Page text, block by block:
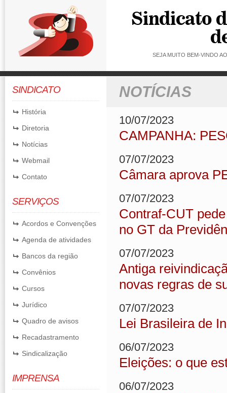
SEJA MUITO BEM-VINDO
SINDICATO
História
Diretoria
Notícias
Webmail
Contato
SERVIÇOS
Acordos e Convenções
Agenda de atividades
Bancos da região
Convênios
Cursos
Jurídico
Quadro de avisos
Recadastramento
Sindicalização
IMPRENSA
NOTÍCIAS
10/07/2023
CAMPANHA:
07/07/2023
Câmara aprova
07/07/2023
Contraf-CUT
no GT da
07/07/2023
Antiga
novas regras de
07/07/2023
Lei Brasileira de
06/07/2023
Eleições: o que
06/07/2023